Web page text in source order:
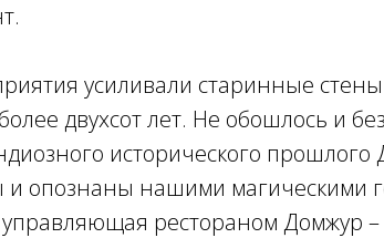
усиливали старинные
двухсот лет. Не обошлось и
исторического прошлого
и опознаны нашими магическими
управляющая рестораном Домжур